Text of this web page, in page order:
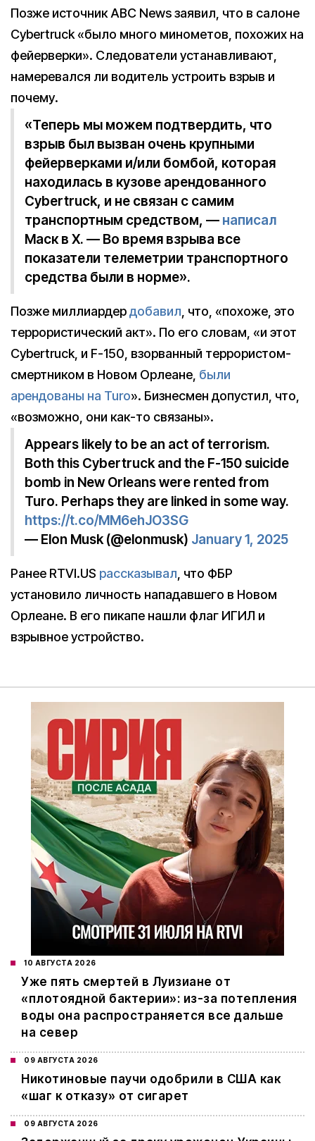
Позже источник ABC News заявил, что в салоне
Cybertruck «было много минометов, похожих на
фейерверки». Следователи устанавливают,
намеревался ли водитель устроить взрыв и
почему.
«Теперь мы можем подтвердить, что
взрыв был вызван очень крупными
фейерверками и/или бомбой, которая
находилась в кузове арендованного
Cybertruck, и не связан с самим
транспортным средством, — написал
Маск в X. — Во время взрыва все
показатели телеметрии транспортного
средства были в норме».
Позже миллиардердобавил, что, «похоже, это
террористический акт». По его словам, «и этот
Cybertruck, и F-150, взорванный террористом-
смертником в Новом Орлеане, были
арендованы на Turo». Бизнесмен допустил, что,
«возможно, они как-то связаны».
Appears likely to be an act of terrorism.
Both this Cybertruck and the F-150 suicide
bomb in New Orleans were rented from
Turo. Perhaps they are linked in some way.
https://t.co/MM6ehJO3SG
— Elon Musk (@elonmusk) January 1, 2025
Ранее RTVI.US рассказывал, что ФБР
установило личность нападавшего в Новом
Орлеане. В его пикапе нашли флаг ИГИЛ и
взрывное устройство.
10 АВГУСТА 2026
Уже пять смертей в Луизиане от
«плотоядной бактерии»: из-за потепления
воды она распространяется все дальше
на север
09 АВГУСТА 2026
Никотиновые паучи одобрили в США как
«шаг к отказу» от сигарет
09 АВГУСТА 2026